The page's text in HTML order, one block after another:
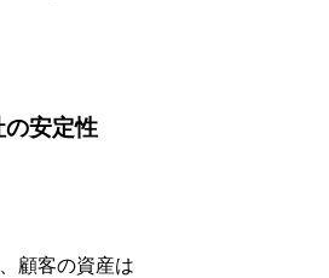
の安定性
顧客の資産は